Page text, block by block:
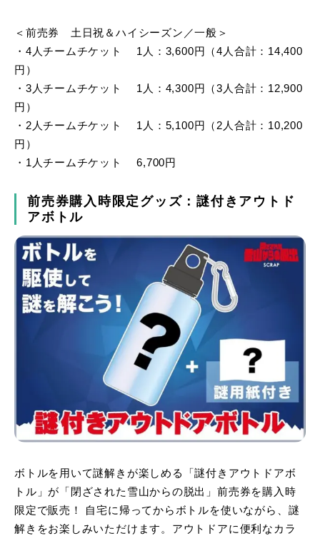
＜前売券 土日祝＆ハイシーズン／一般＞
・4人チームチケット 1人：3,600円（4人合計：14,400
円）
・3人チームチケット 1人：4,300円（3人合計：12,900
円）
・2人チームチケット 1人：5,100円（2人合計：10,200
円）
・1人チームチケット 6,700円
前売券購入時限定グッズ：謎付きアウトド
アボトル
ボトルを用いて謎解きが楽しめる「謎付きアウトドアボ
トル」が「閉ざされた雪山からの脱出」前売券を購入時
限定で販売！ 自宅に帰ってからボトルを使いながら、謎
解きをお楽しみいただけます。アウトドアに便利なカラ